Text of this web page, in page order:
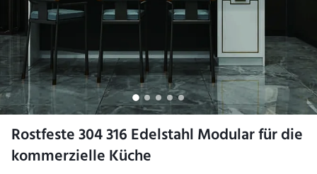
Rostfeste 304 316 Edelstahl Modular für die
kommerzielle Küche